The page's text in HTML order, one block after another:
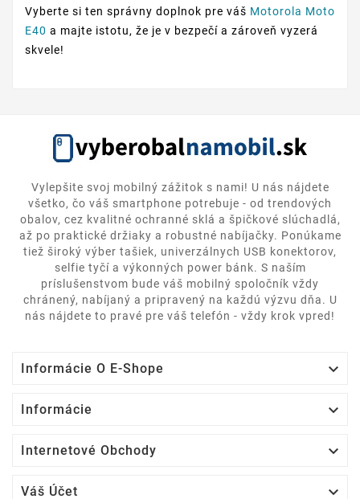
Vyberte si ten správny doplnok pre váš Motorola Moto
E40 a majte istotu, že je v bezpečí a zároveň vyzerá
skvele!
Vylepšite svoj mobilný zážitok s nami! U nás nájdete
všetko, čo váš smartphone potrebuje - od trendových
obalov, cez kvalitné ochranné sklá a špičkové slúchadlá,
až po praktické držiaky a robustné nabíjačky. Ponúkame
tiež široký výber tašiek, univerzálnych USB konektorov,
selfie tyčí a výkonných power bánk. S naším
príslušenstvom bude váš mobilný spoločník vždy
chránený, nabíjaný a pripravený na každú výzvu dňa. U
nás nájdete to pravé pre váš telefón - vždy krok vpred!
Informácie O E-Shope 
Informácie 
Internetové Obchody 
Váš Účet 